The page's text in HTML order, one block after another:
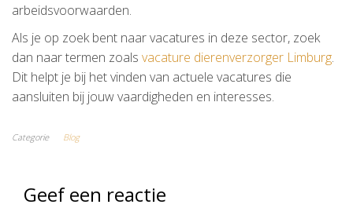
arbeidsvoorwaarden.
Als je op zoek bent naar vacatures in deze sector, zoek
dan naar termen zoals vacature dierenverzorger Limburg.
Dit helpt je bij het vinden van actuele vacatures die
aansluiten bij jouw vaardigheden en interesses.
Categorie Blog
Geef een reactie